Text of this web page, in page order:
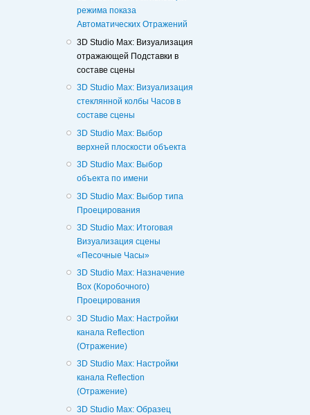
режима показа
Автоматических Отражений
3D Studio Max: Визуализация
отражающей Подставки в
составе сцены
3D Studio Max: Визуализация
стеклянной колбы Часов в
составе сцены
3D Studio Max: Выбор
верхней плоскости объекта
3D Studio Max: Выбор
объекта по имени
3D Studio Max: Выбор типа
Проецирования
3D Studio Max: Итоговая
Визуализация сцены
«Песочные Часы»
3D Studio Max: Назначение
Box (Коробочного)
Проецирования
3D Studio Max: Настройки
канала Reflection
(Отражение)
3D Studio Max: Настройки
канала Reflection
(Отражение)
3D Studio Max: Образец